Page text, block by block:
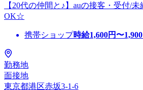
【20代の仲間と♪】auの接客・受付/
OK☆
携帯ショップ時給1,600円〜1,900
勤務地
面接地
東京都港区赤坂3-1-6